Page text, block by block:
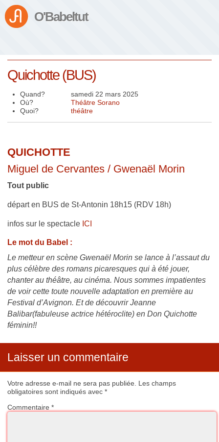
O'Babeltut
Quichotte (BUS)
Quand?
samedi 22 mars 2025
Où?
Théâtre Sorano
Quoi?
théâtre
QUICHOTTE
Miguel de Cervantes / Gwenaël Morin
Tout public
départ en BUS de St-Antonin 18h15 (RDV 18h)
infos sur le spectacle ICI
Le mot du Babel :
Le metteur en scène Gwenaël Morin se lance à l’assaut du
plus célèbre des romans picaresques qui à été jouer,
chanter au théâtre, au cinéma. Nous sommes impatientes
de voir cette toute nouvelle adaptation en première au
Festival d’Avignon. Et de découvrir Jeanne
Balibar(fabuleuse actrice hétéroclite) en Don Quichotte
féminin!!
Laisser un commentaire
Votre adresse e-mail ne sera pas publiée. Les champs
obligatoires sont indiqués avec *
Commentaire *